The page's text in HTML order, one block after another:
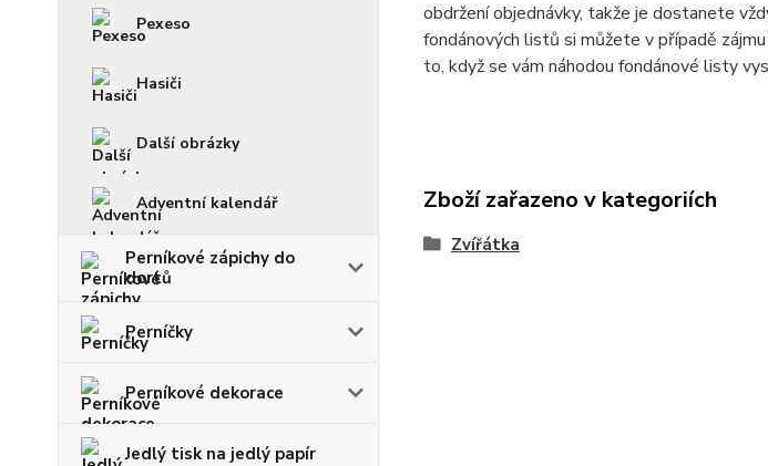
Pexeso
Hasiči
Další obrázky
Adventní kalendář
Perníkové zápichy do
dortů
Perníčky
Perníkové dekorace
Jedlý tisk na jedlý papír
obdržení objednávky, takže je dostanete
fondánových listů si můžete v případě
to, když se vám náhodou fondánové listy
Zboží zařazeno v kategoriích
Zvířátka